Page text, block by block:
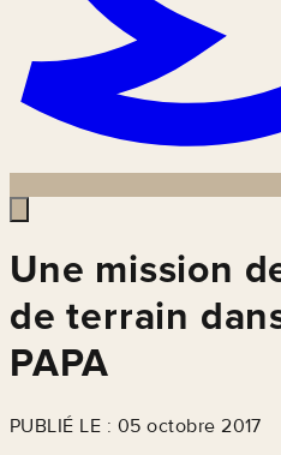
Une mission
de terrain
PAPA
PUBLIÉ LE : 05 octobre 2017